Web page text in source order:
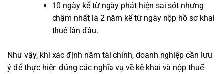
10 ngày kể từ ngày phát hiện sai sót nhưng
chậm nhất là 2 năm kể từ ngày nộp hồ sơ khai
thuế lần đầu.
Như vậy, khi xác định năm tài chính, doanh nghiệp cần lưu
ý để thực hiện đúng các nghĩa vụ về kê khai và nộp thuế